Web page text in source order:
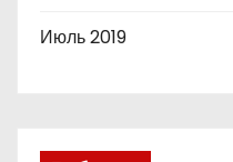
Июль 2019